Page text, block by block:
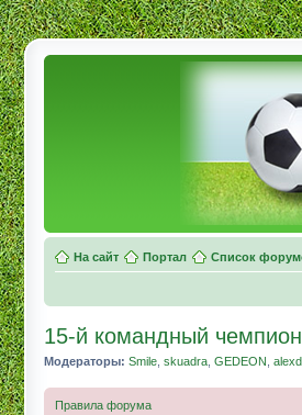
На сайт Портал Список
15-й командный
Модераторы: Smile skuadra GEDEON
Правила форума